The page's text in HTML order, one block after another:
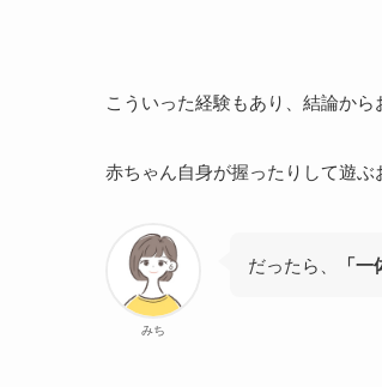
こういった経験もあり、結論から
赤ちゃん自身が握ったりして遊ぶ
みち
だったら、 「